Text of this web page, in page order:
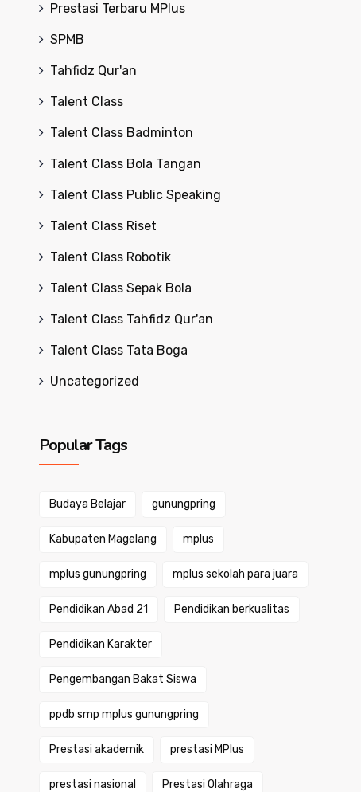
Prestasi Terbaru MPlus
SPMB
Tahfidz Qur'an
Talent Class
Talent Class Badminton
Talent Class Bola Tangan
Talent Class Public Speaking
Talent Class Riset
Talent Class Robotik
Talent Class Sepak Bola
Talent Class Tahfidz Qur'an
Talent Class Tata Boga
Uncategorized
Popular Tags
Budaya Belajar gunungpring
Kabupaten Magelang mplus
mplus gunungpring mplus sekolah para juara
Pendidikan Abad 21 Pendidikan berkualitas
Pendidikan Karakter
Pengembangan Bakat Siswa
ppdb smp mplus gunungpring
Prestasi akademik prestasi MPlus
prestasi nasional Prestasi Olahraga